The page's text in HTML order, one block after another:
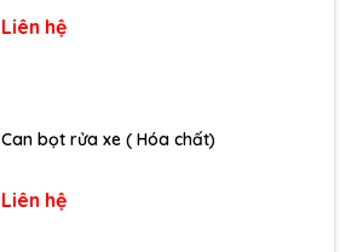
Liên hệ
Can bọt rửa xe ( Hóa chất)
Liên hệ